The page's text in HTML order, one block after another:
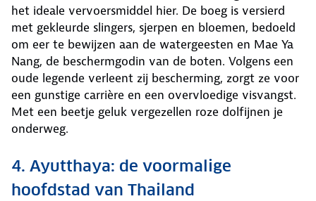
het ideale vervoersmiddel hier. De boeg is versierd
met gekleurde slingers, sjerpen en bloemen, bedoeld
om eer te bewijzen aan de watergeesten en Mae Ya
Nang, de beschermgodin van de boten. Volgens een
oude legende verleent zij bescherming, zorgt ze voor
een gunstige carrière en een overvloedige visvangst.
Met een beetje geluk vergezellen roze dolfijnen je
onderweg.
4. Ayutthaya: de voormalige
hoofdstad van Thailand